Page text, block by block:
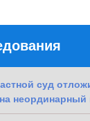
суд
неординарный